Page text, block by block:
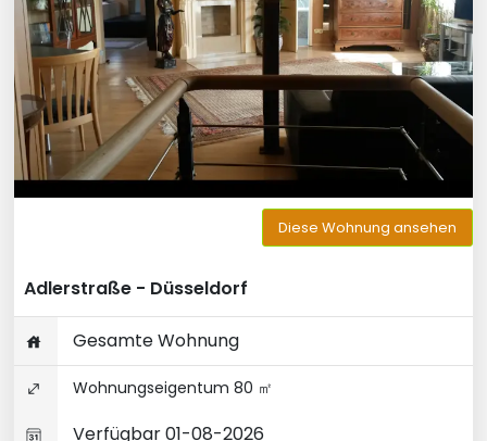
Diese Wohnung ansehen
Adlerstraße - Düsseldorf
Gesamte Wohnung
Wohnungseigentum 80 ㎡
Verfügbar 01-08-2026